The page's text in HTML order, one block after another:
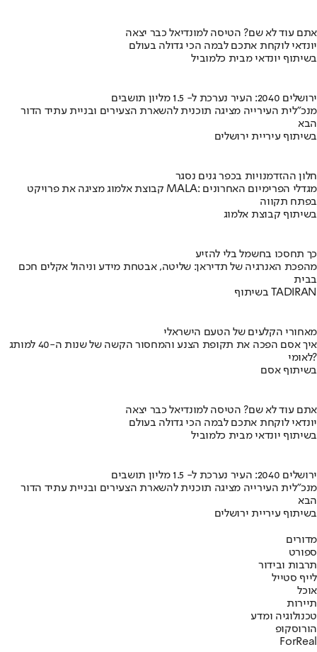
אתם עוד לא שם? הטיסה למונדיאל כבר יצאה
יונדאי לוקחת אתכם לבמה הכי גדולה בעולם
בשיתוף יונדאי מבית כלמוביל
ירושלים 2040: העיר נערכת ל- 1.5 מליון תושבים
מנכ"לית העירייה מציגה תוכנית להשארת הצעירים ובניית עתיד הדור
הבא
בשיתוף עיריית ירושלים
חלון ההזדמנויות בכפר גנים נסגר
קבוצת אלמוג מציגה את פרויקט MALA: מגדלי הפרימיום האחרונים
בפתח תקווה
בשיתוף קבוצת אלמוג
כך תחסכו בחשמל בלי להזיע
מהפכת האנרגיה של תדיראן: שליטה, אבטחת מידע וניהול אקלים חכם
בבית
בשיתוף TADIRAN
מאחורי הקלעים של הטעם הישראלי
איך אסם הפכה את תקופת הצנע והמחסור הקשה של שנות ה-40 למותג
לאומי?
בשיתוף אסם
אתם עוד לא שם? הטיסה למונדיאל כבר יצאה
יונדאי לוקחת אתכם לבמה הכי גדולה בעולם
בשיתוף יונדאי מבית כלמוביל
ירושלים 2040: העיר נערכת ל- 1.5 מליון תושבים
מנכ"לית העירייה מציגה תוכנית להשארת הצעירים ובניית עתיד הדור
הבא
בשיתוף עיריית ירושלים
מדורים
ספורט
תרבות ובידור
לייף סטייל
אוכל
תיירות
טכנולוגיה ומדע
הורוסקופ
ForReal